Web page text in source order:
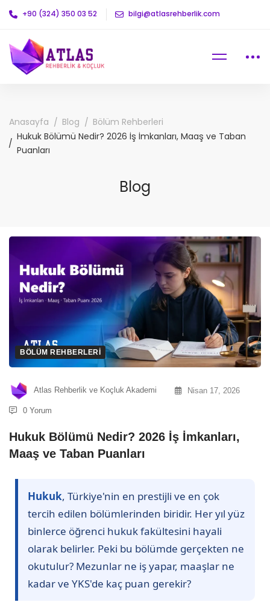
+90 (324) 350 03 52 bilgi@atlasrehberlik.com
Anasayfa Blog
Bölüm Rehberleri
Hukuk Bölümü Nedir? 2026 İş İmkanları, Maaş ve Taban
Puanları
Blog
BÖLÜM REHBERLERI
Atlas Rehberlik ve Koçluk Akademi Nisan 17, 2026
0 Yorum
Hukuk Bölümü Nedir? 2026 İş İmkanları,
Maaş ve Taban Puanları
Hukuk, Türkiye'nin en prestijli ve en çok
tercih edilen bölümlerinden biridir. Her yıl yüz
binlerce öğrenci hukuk fakültesini hayali
olarak belirler. Peki bu bölümde gerçekten ne
okutulur? Mezunlar ne iş yapar, maaşlar ne
kadar ve YKS'de kaç puan gerekir?